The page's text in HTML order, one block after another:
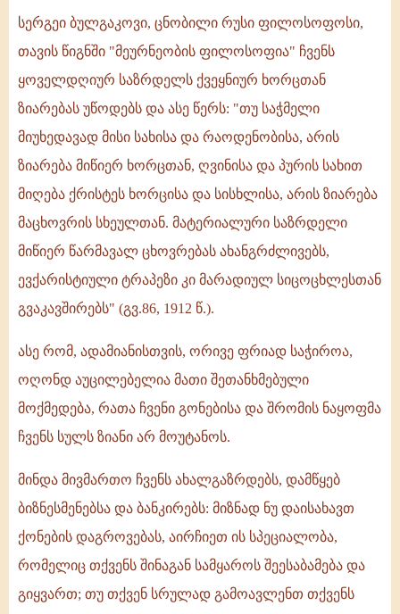
სერგეი ბულგაკოვი, ცნობილი რუსი ფილოსოფოსი,
თავის წიგნში "მეურნეობის ფილოსოფია" ჩვენს
ყოველდღიურ საზრდელს ქვეყნიურ ხორცთან
ზიარებას უწოდებს და ასე წერს: "თუ საჭმელი
მიუხედავად მისი სახისა და რაოდენობისა, არის
ზიარება მიწიერ ხორცთან, ღვინისა და პურის სახით
მიღება ქრისტეს ხორცისა და სისხლისა, არის ზიარება
მაცხოვრის სხეულთან. მატერიალური საზრდელი
მიწიერ წარმავალ ცხოვრებას ახანგრძლივებს,
ევქარისტიული ტრაპეზი კი მარადიულ სიცოცხლესთან
გვაკავშირებს" (გვ.86, 1912 წ.).
ასე რომ, ადამიანისთვის, ორივე ფრიად საჭიროა,
ოღონდ აუცილებელია მათი შეთანხმებული
მოქმედება, რათა ჩვენი გონებისა და შრომის ნაყოფმა
ჩვენს სულს ზიანი არ მოუტანოს.
მინდა მივმართო ჩვენს ახალგაზრდებს, დამწყებ
ბიზნესმენებსა და ბანკირებს: მიზნად ნუ დაისახავთ
ქონების დაგროვებას, აირჩიეთ ის სპეციალობა,
რომელიც თქვენს შინაგან სამყაროს შეესაბამება და
გიყვართ; თუ თქვენ სრულად გამოავლენთ თქვენს